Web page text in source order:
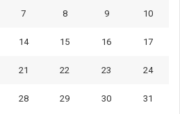
7 8 9 10
14 15 16 17
21 22 23 24
28 29 30 31